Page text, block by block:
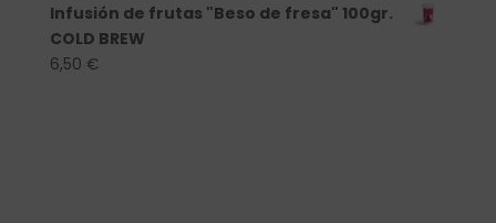
Infusión de frutas "Beso de fresa" 100gr.
COLD BREW
6,50 €